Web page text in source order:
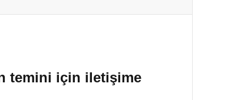
temini için iletişime